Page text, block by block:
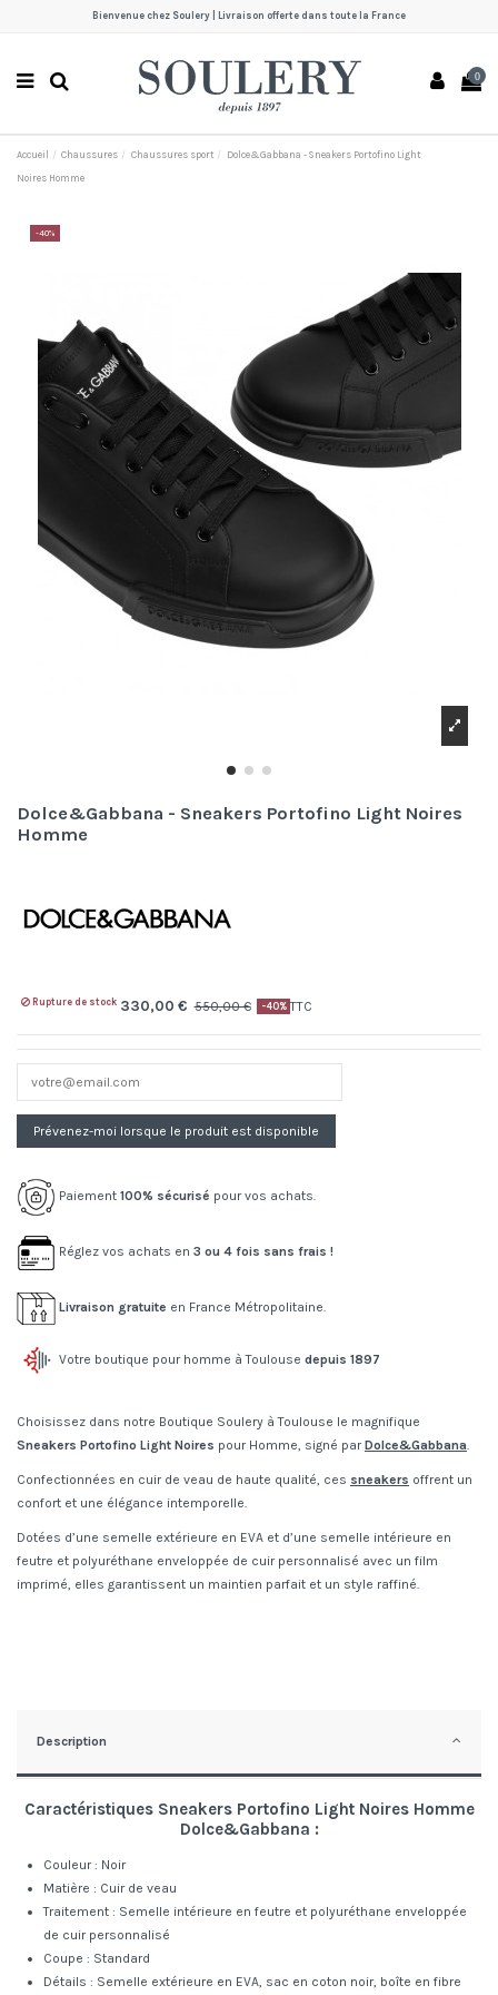
Bienvenue chez Soulery | Livraison offerte dans toute la France
0
Accueil Chaussures Chaussures sport Dolce&Gabbana - Sneakers Portofino Light
Noires Homme
-40%
Dolce&Gabbana - Sneakers Portofino Light Noires
Homme
Rupture de stock 330,00 € 550,00 € -40% TTC
Paiement 100% sécurisé pour vos achats.
Réglez vos achats en 3 ou 4 fois sans frais !
Livraison gratuite en France Métropolitaine.
Votre boutique pour homme à Toulouse depuis 1897
Choisissez dans notre Boutique Soulery à Toulouse le magnifique
Sneakers Portofino Light Noires pour Homme, signé parDolce&Gabbana.
Confectionnées en cuir de veau de haute qualité, ces sneakers offrent un
confort et une élégance intemporelle.
Dotées d’une semelle extérieure en EVA et d’une semelle intérieure en
feutre et polyuréthane enveloppée de cuir personnalisé avec un film
imprimé, elles garantissent un maintien parfait et un style raffiné.
Description
Caractéristiques Sneakers Portofino Light Noires Homme
Dolce&Gabbana :
Couleur : Noir
Matière : Cuir de veau
Traitement : Semelle intérieure en feutre et polyuréthane enveloppée
de cuir personnalisé
Coupe : Standard
Détails : Semelle extérieure en EVA, sac en coton noir, boîte en fibre